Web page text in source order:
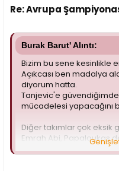
Re: Avrupa
Burak Barut' Alıntı:
Bizim bu sene kesinlikle
Açıkcası ben madalya
diyorum hatta.
Tanjevic'e
mücadelesi yapacağını
Diğer takımlar çok eksik
Emrah Abi, Papaloukas
ki en önemli parçaları